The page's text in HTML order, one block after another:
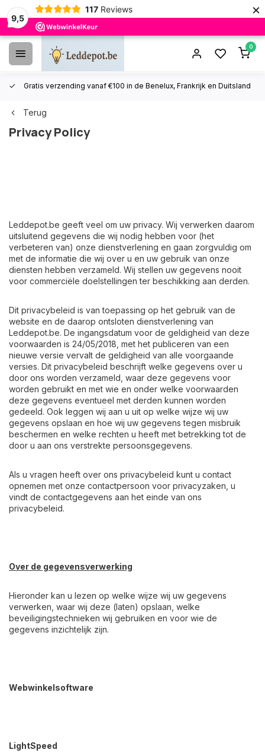
9,5
117 Reviews ×
0
Gratis verzending vanaf €100 in de Benelux, Frankrijk en Duitsland
Terug
Privacy Policy
Leddepot.be geeft veel om uw privacy. Wij verwerken daarom
uitsluitend gegevens die wij nodig hebben voor (het
verbeteren van) onze dienstverlening en gaan zorgvuldig om
met de informatie die wij over u en uw gebruik van onze
diensten hebben verzameld. Wij stellen uw gegevens nooit
voor commerciële doelstellingen ter beschikking aan derden.
Dit privacybeleid is van toepassing op het gebruik van de
website en de daarop ontsloten dienstverlening van
Leddepot.be. De ingangsdatum voor de geldigheid van deze
voorwaarden is 24/05/2018, met het publiceren van een
nieuwe versie vervalt de geldigheid van alle voorgaande
versies. Dit privacybeleid beschrijft welke gegevens over u
door ons worden verzameld, waar deze gegevens voor
worden gebruikt en met wie en onder welke voorwaarden
deze gegevens eventueel met derden kunnen worden
gedeeld. Ook leggen wij aan u uit op welke wijze wij uw
gegevens opslaan en hoe wij uw gegevens tegen misbruik
beschermen en welke rechten u heeft met betrekking tot de
door u aan ons verstrekte persoonsgegevens.
Als u vragen heeft over ons privacybeleid kunt u contact
opnemen met onze contactpersoon voor privacyzaken, u
vindt de contactgegevens aan het einde van ons
privacybeleid.
Over de gegevensverwerking
Hieronder kan u lezen op welke wijze wij uw gegevens
verwerken, waar wij deze (laten) opslaan, welke
beveiligingstechnieken wij gebruiken en voor wie de
gegevens inzichtelijk zijn.
Webwinkelsoftware
LightSpeed